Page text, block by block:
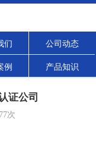
们 公司动态
例 产品知识
证公司
次